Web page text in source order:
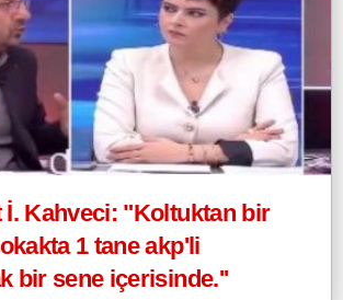
Kahveci: "Koltuktan bir
1 tane akp'li
bir sene içerisinde.''